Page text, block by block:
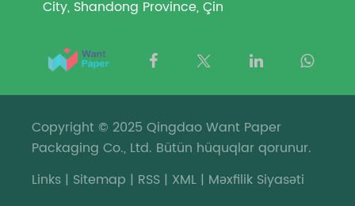
City, Shandong Province, Çin
Copyright © 2025 Qingdao Want Paper
Packaging Co., Ltd. Bütün hüquqlar qorunur.
Links | Sitemap | RSS | XML | Məxfilik Siyasəti